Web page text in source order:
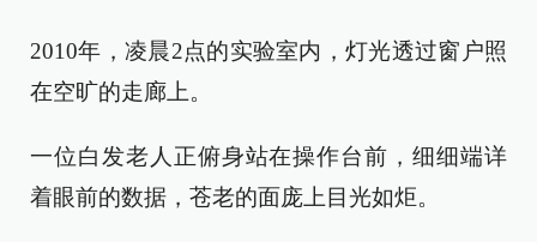
2010年，凌晨2点的实验室内，灯光透过窗户照
在空旷的走廊上。
一位白发老人正俯身站在操作台前，细细端详
着眼前的数据，苍老的面庞上目光如炬。